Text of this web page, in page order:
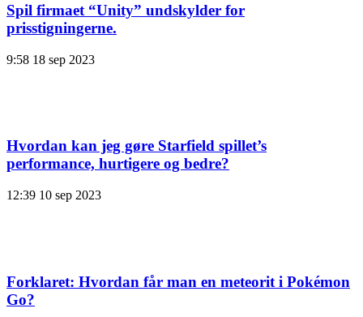
Spil firmaet “Unity” undskylder for
prisstigningerne.
9:58 18 sep 2023
Hvordan kan jeg gøre Starfield spillet’s
performance, hurtigere og bedre?
12:39 10 sep 2023
Forklaret: Hvordan får man en meteorit i Pokémon
Go?